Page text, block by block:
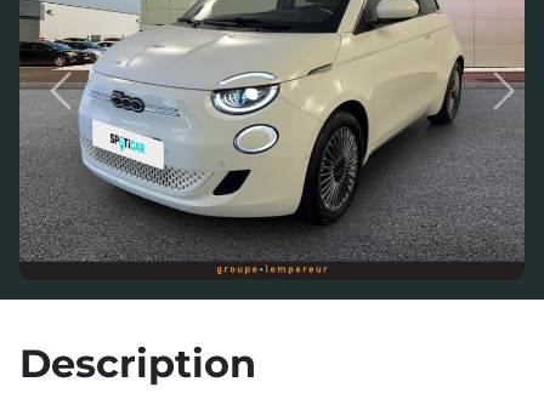
Previous Next
Description